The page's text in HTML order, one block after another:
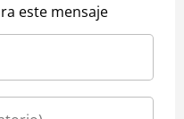
este mensaje